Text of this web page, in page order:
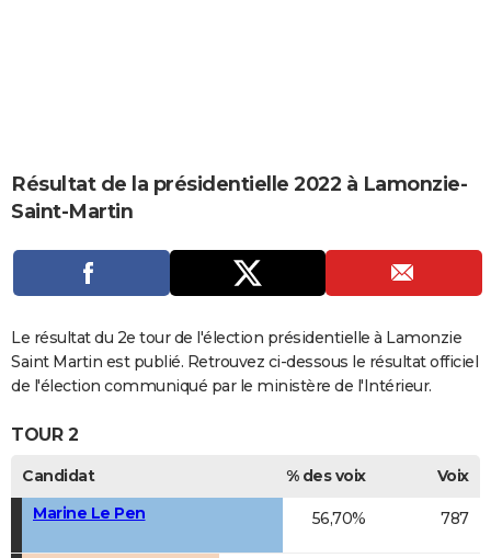
DICTIONNAIRE
PROGRAMME TV
COPAINS D'AVANT
S'inscrire
Se connecter
Lycées
Collèges
Primaires
Universités
Entreprises
Service militaire
Avis de recherche
AVIS DE DÉCÈS
FORUM
Résultat de la présidentielle 2022 à Lamonzie-
Saint-Martin
Le résultat du 2e tour de l'élection présidentielle à Lamonzie
Saint Martin est publié. Retrouvez ci-dessous le résultat officiel
de l'élection communiqué par le ministère de l'Intérieur.
TOUR 2
Candidat % des voix
Voix
Marine Le Pen
56,70% 787